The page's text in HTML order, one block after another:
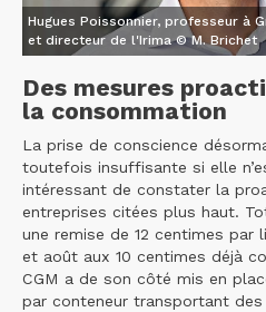
Hugues Poissonnier, professeur à
et directeur de l'Irima © M. Brichet
Des mesures
la consommation
La prise de conscience
toutefois insuffisante si elle
intéressant de constater la
entreprises citées plus haut.
une remise de 12 centimes
et août aux 10 centimes déjà
CGM a de son côté mis en
par conteneur transportant